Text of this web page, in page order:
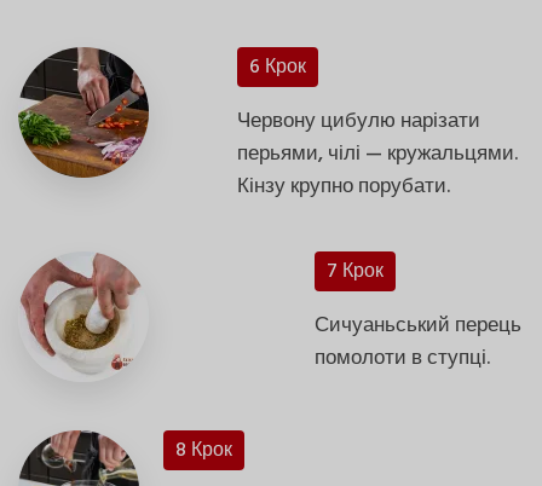
6 Крок
Червону цибулю нарізати
перьями, чілі — кружальцями.
Кінзу крупно порубати.
7 Крок
Сичуаньський перець
помолоти в ступці.
8 Крок